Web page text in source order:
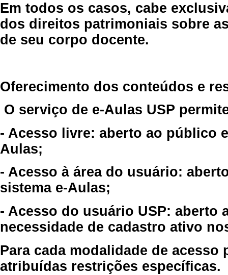
Em todos os casos, cabe
dos direitos patrimoniais sobre
de seu corpo docente.
Oferecimento dos conteúdos e
O serviço de e-Aulas USP
- Acesso livre: aberto ao público
Aulas;
- Acesso à área do usuário:
sistema e-Aulas;
- Acesso do usuário USP: aberto
necessidade de cadastro ativo
Para cada modalidade de
atribuídas restrições específicas.